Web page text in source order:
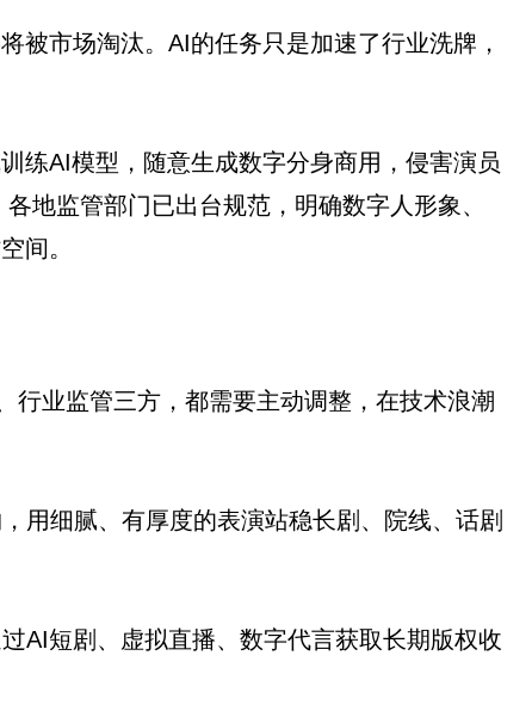
被市场淘汰。AI的任务只是加速了行业洗牌，
练AI模型，随意生成数字分身商用，侵害演员
地监管部门已出台规范，明确数字人形象、
间。
行业监管三方，都需要主动调整，在技术浪潮
用细腻、有厚度的表演站稳长剧、院线、话剧
AI短剧、虚拟直播、数字代言获取长期版权收